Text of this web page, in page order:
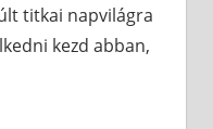
titkai napvilágra
kezd abban,